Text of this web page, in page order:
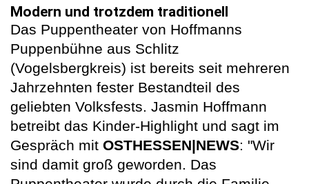
Modern und trotzdem traditionell
Das Puppentheater von Hoffmanns
Puppenbühne aus Schlitz
(Vogelsbergkreis) ist bereits seit mehreren
Jahrzehnten fester Bestandteil des
geliebten Volksfests. Jasmin Hoffmann
betreibt das Kinder-Highlight und sagt im
Gespräch mit OSTHESSEN|NEWS: "Wir
sind damit groß geworden. Das